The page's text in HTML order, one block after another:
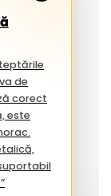
corect
este